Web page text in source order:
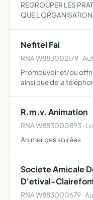
REGROUPER LES
QUE
Nefitel Fai
RNA W883002179 ·
Promouvoir et/ou
ainsi que de la
R.m.v. Animation
RNA W883000893 ·
Animer des soirées
Societe Amicale
D'etival-
RNA W883000679 ·